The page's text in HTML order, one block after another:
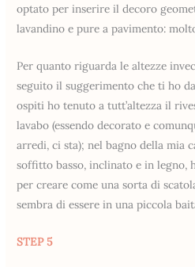
optato per inserire il decoro
lavandino e pure a pavimento:
Per quanto riguarda le altezze
seguito il suggerimento che ti ho
ospiti ho tenuto a tutt’altezza il
lavabo (essendo decorato e
arredi, ci sta); nel bagno della mia
soffitto basso, inclinato e in legno,
per creare come una sorta di
sembra di essere in una piccola
STEP 5